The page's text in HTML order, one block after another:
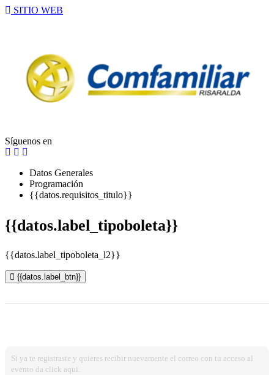
SITIO WEB
Síguenos en
Datos Generales
Programación
{{datos.requisitos_titulo}}
{{datos.label_tipoboleta}}
{{datos.label_tipoboleta_l2}}
{{datos.label_btn}}
Si ya te registraste y quieres recibir nuevamente el correo con tu acceso al
evento da click aqui.